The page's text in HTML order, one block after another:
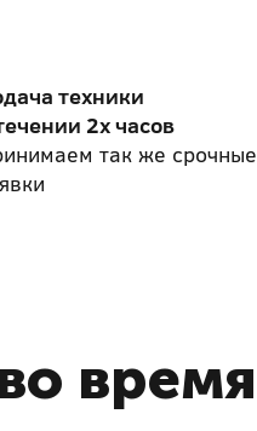
техники
2х часов
так же срочные
время